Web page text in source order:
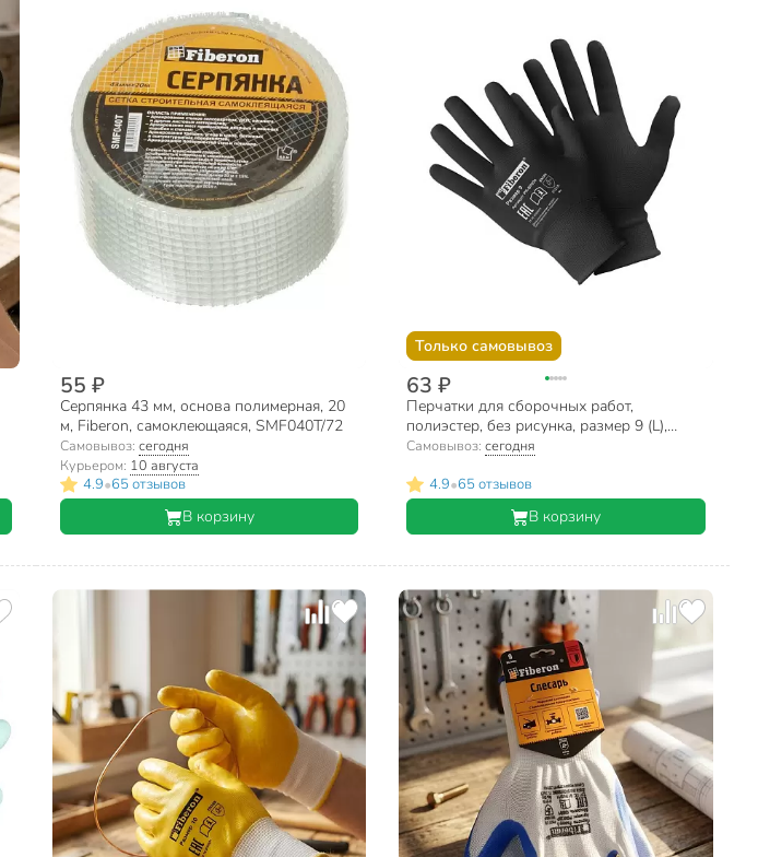
55 ₽
Серпянка 43 мм, основа полимерная, 20
м, Fiberon, самоклеющаяся, SMF040T/72
Самовывоз: сегодня
Курьером: 10 августа
4.9•65 отзывов
В корзину
Только самовывоз
63 ₽
Перчатки для сборочных работ,
полиэстер, без рисунка, размер 9 (L),
черная основа, Fiberon, европодвес
Самовывоз:сегодня
4.9•65 отзывов
В корзину